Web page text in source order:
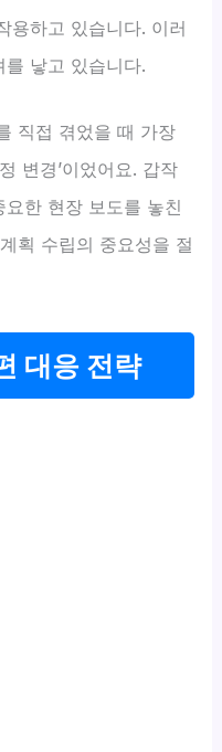
용하고 있습니다. 이러
낳고 있습니다.
직접 겪었을 때 가장
변경’이었어요. 갑작
한 현장 보도를 놓친
획 수립의 중요성을 절
대응 전략